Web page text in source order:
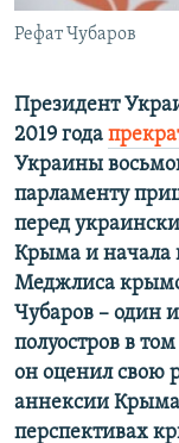
Рефат Чубаров
Президент
2019 года
Украины
парламенту
перед
Крыма и начала
Меджлиса
Чубаров – один
полуостров в
он оценил свою
аннексии
перспективах